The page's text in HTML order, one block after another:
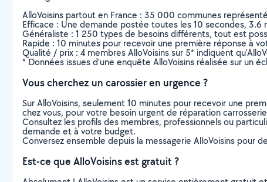
AlloVoisins partout en France : 35 000 communes
Efficace : Une demande postée toutes les 10 secondes, 3.6
Généraliste : 1 250 types de besoins différents, tout est
Rapide : 10 minutes pour recevoir une première réponse à
Qualité / prix : 4 membres AlloVoisins sur 5* indiquent
* Données issues d’une enquête AlloVoisins réalisée sur un
Vous cherchez un carossier en urgence ?
Sur AlloVoisins, seulement 10 minutes pour recevoir une
chez vous, pour votre besoin urgent de réparation carrosserie
Consultez les profils des membres, professionnels ou
demande et à votre budget.
Conversez ensemble depuis la messagerie AlloVoisins pour
Est-ce que AlloVoisins est gratuit ?